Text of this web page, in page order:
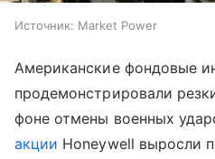
Источник: Market Power
Американские фондовые
продемонстрировали
фоне отмены военных
акции Honeywell выросли